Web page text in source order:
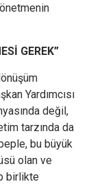
GEREK”
Yardımcısı
değil,
tarzında da
bu büyük
olan ve
birlikte